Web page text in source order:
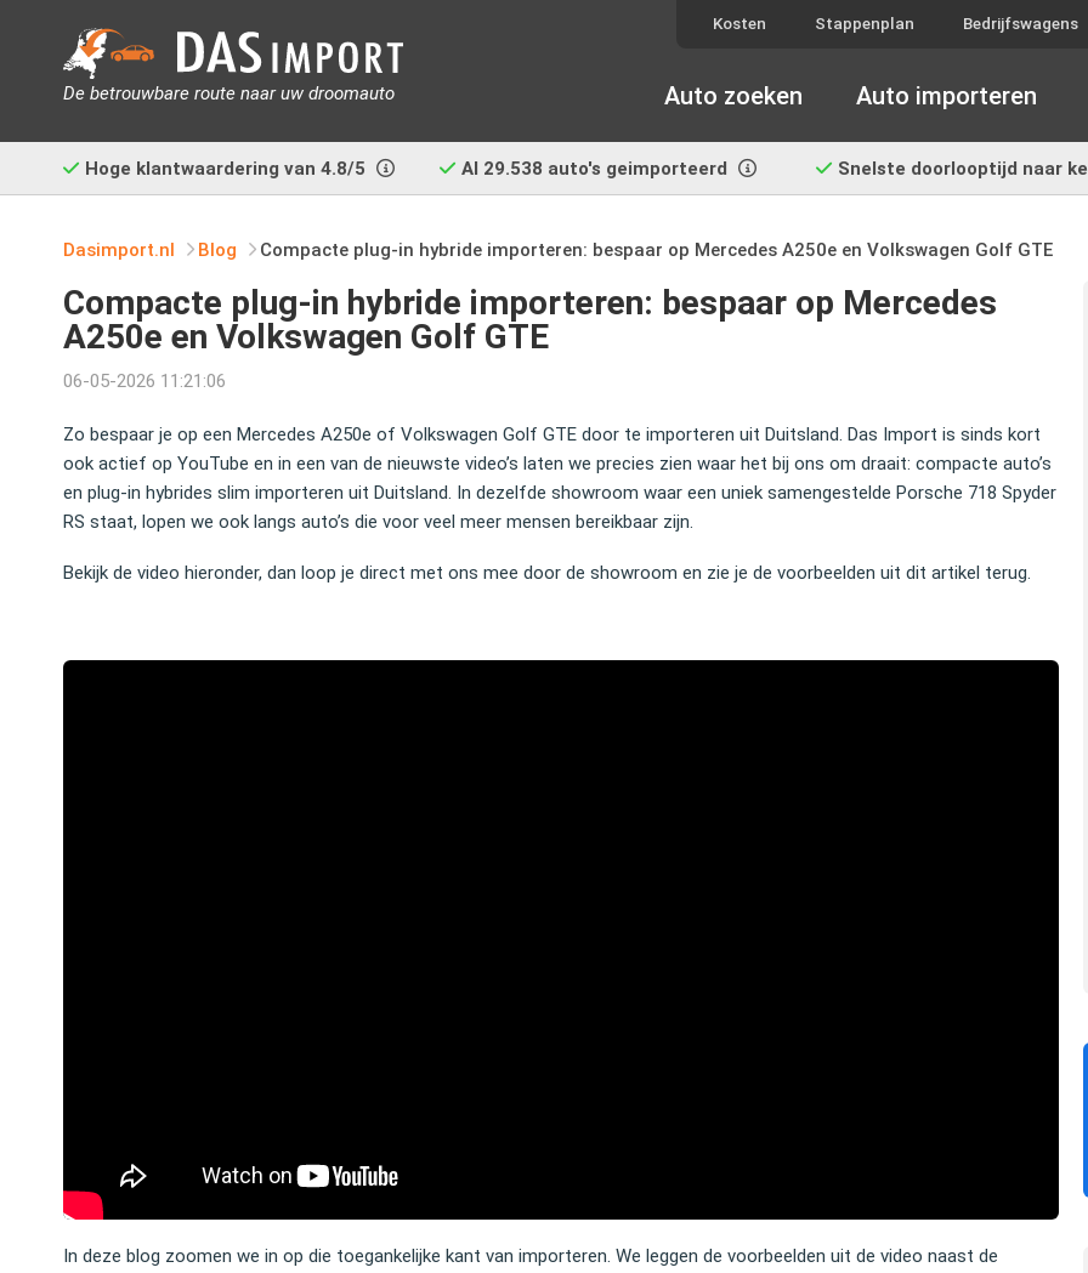
De betrouwbare route naar uw droomauto
Kosten Stappenplan Bedrijfswagens
Auto zoeken Auto importeren
Hoge klantwaardering van 4.8/5 Al 29.538 auto's geimporteerd Snelste doorlooptijd naar
Dasimport.nl Blog Compacte plug‑in hybride importeren: bespaar op Mercedes A250e en Volkswagen Golf GTE
Compacte plug‑in hybride importeren: bespaar op Mercedes
A250e en Volkswagen Golf GTE
06-05-2026 11:21:06
Zo bespaar je op een Mercedes A250e of Volkswagen Golf GTE door te importeren uit Duitsland. Das Import is sinds kort
ook actief op YouTube en in een van de nieuwste video’s laten we precies zien waar het bij ons om draait: compacte auto’s
en plug‑in hybrides slim importeren uit Duitsland. In dezelfde showroom waar een uniek samengestelde Porsche 718 Spyder
RS staat, lopen we ook langs auto’s die voor veel meer mensen bereikbaar zijn.
Bekijk de video hieronder, dan loop je direct met ons mee door de showroom en zie je de voorbeelden uit dit artikel terug.
In deze blog zoomen we in op die toegankelijke kant van importeren. We leggen de voorbeelden uit de video naast de